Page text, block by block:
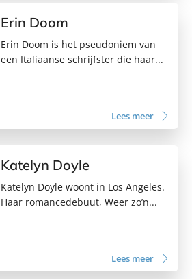
Erin Doom
Erin Doom is het pseudoniem van
een Italiaanse schrijfster die haar...
Lees meer
Katelyn Doyle
Katelyn Doyle woont in Los Angeles.
Haar romancedebuut, Weer zo’n...
Lees meer